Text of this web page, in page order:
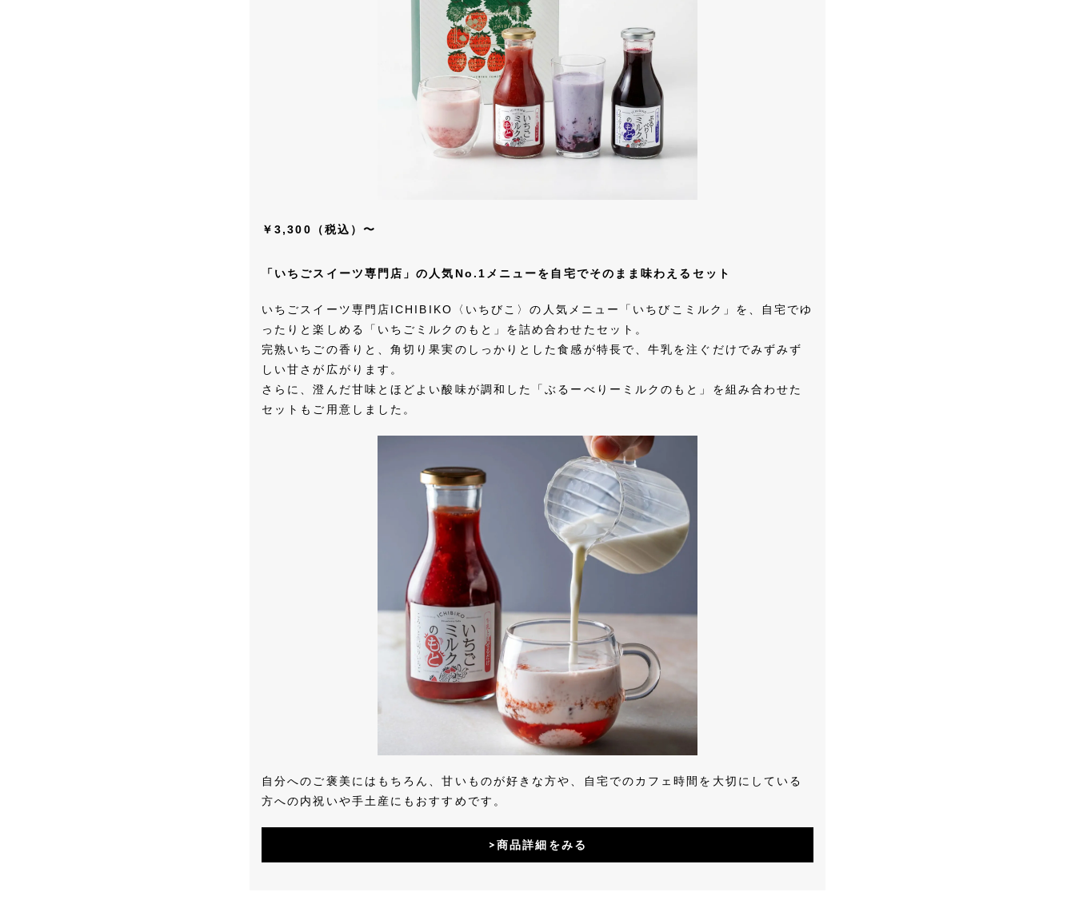
￥3,300（税込）〜
「いちごスイーツ専門店」の人気No.1メニューを自宅でそのまま味わえるセット
いちごスイーツ専門店ICHIBIKO〈いちびこ〉の人気メニュー「いちびこミルク」を、自宅でゆ
ったりと楽しめる「いちごミルクのもと」を詰め合わせたセット。
完熟いちごの香りと、角切り果実のしっかりとした食感が特長で、牛乳を注ぐだけでみずみず
しい甘さが広がります。
さらに、澄んだ甘味とほどよい酸味が調和した「ぶるーべりーミルクのもと」を組み合わせた
セットもご用意しました。
自分へのご褒美にはもちろん、甘いものが好きな方や、自宅でのカフェ時間を大切にしている
方への内祝いや手土産にもおすすめです。
>商品詳細をみる